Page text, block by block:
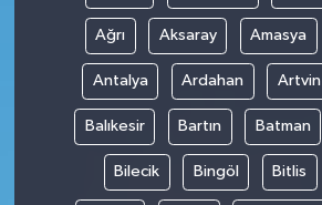
Ağrı Aksaray Amasya
Antalya Ardahan Artvin
Balıkesir Bartın Batman
Bilecik Bingöl Bitlis